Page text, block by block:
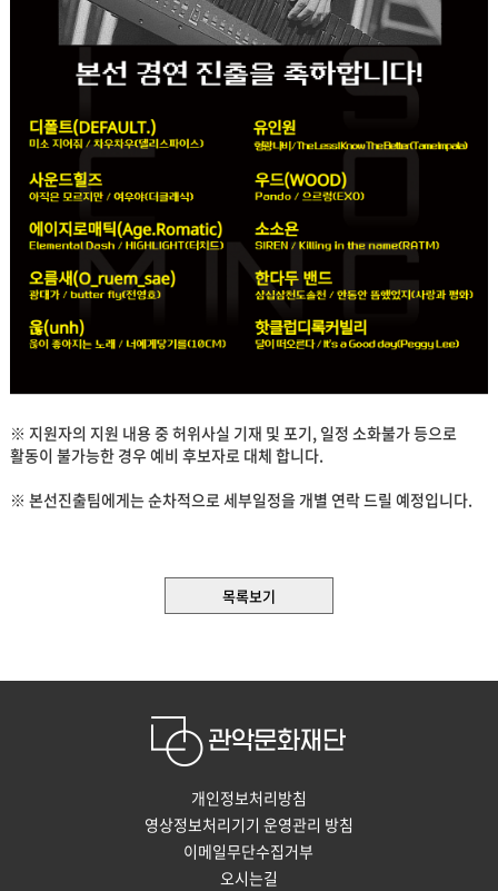
※ 지원자의 지원 내용 중 허위사실 기재 및 포기, 일정 소화불가 등으로
활동이 불가능한 경우 예비 후보자로 대체 합니다.
※ 본선진출팀에게는 순차적으로 세부일정을 개별 연락 드릴 예정입니다.
목록보기
개인정보처리방침
영상정보처리기기 운영관리 방침
이메일무단수집거부
오시는길